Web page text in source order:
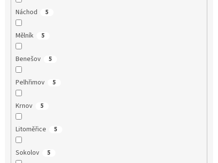
Náchod 5
Mělník 5
Benešov 5
Pelhřimov 5
Krnov 5
Litoměřice 5
Sokolov 5